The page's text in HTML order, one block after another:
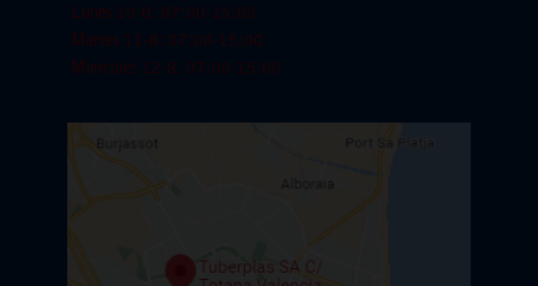
Lunes 10-8: 07:00-15:00
Martes 11-8: 07:00-15:00
Miercoles 12-8: 07:00-15:00